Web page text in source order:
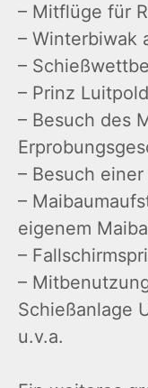
– Mitflüge für
– Winterbiwak
–
– Prinz
– Besuch des
– Besuch
–
eigenem
–
–
Schießanlage
u.v.a.